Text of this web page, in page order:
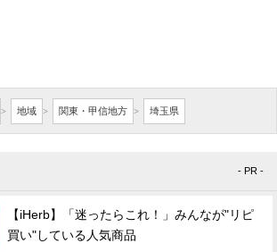
> 地域 > 関東・甲信地方 > 埼玉県
- PR -
【iHerb】「迷ったらこれ！」みんなが"リピ
買い"している人気商品